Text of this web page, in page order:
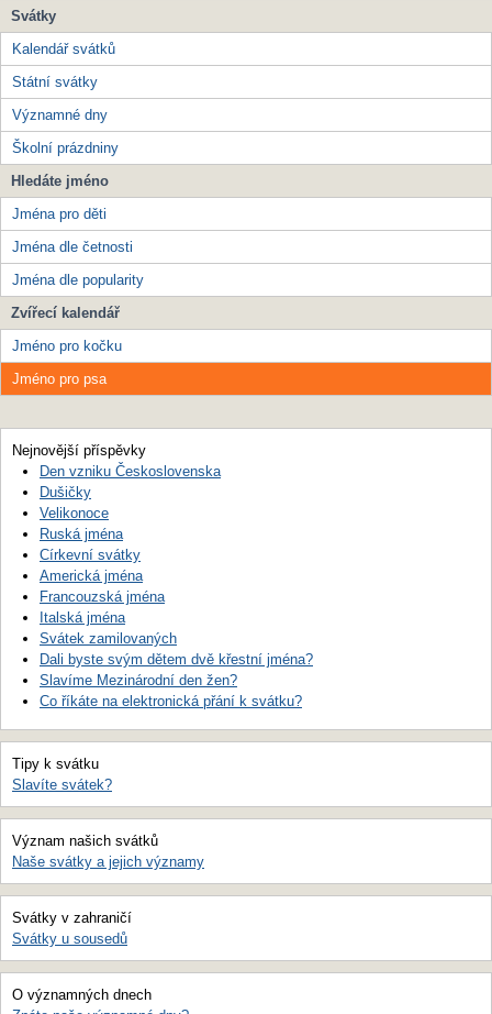
Svátky
Kalendář svátků
Státní svátky
Významné dny
Školní prázdniny
Hledáte jméno
Jména pro děti
Jména dle četnosti
Jména dle popularity
Zvířecí kalendář
Jméno pro kočku
Jméno pro psa
Nejnovější příspěvky
Den vzniku Československa
Dušičky
Velikonoce
Ruská jména
Církevní svátky
Americká jména
Francouzská jména
Italská jména
Svátek zamilovaných
Dali byste svým dětem dvě křestní jména?
Slavíme Mezinárodní den žen?
Co říkáte na elektronická přání k svátku?
Tipy k svátku
Slavíte svátek?
Význam našich svátků
Naše svátky a jejich významy
Svátky v zahraničí
Svátky u sousedů
O významných dnech